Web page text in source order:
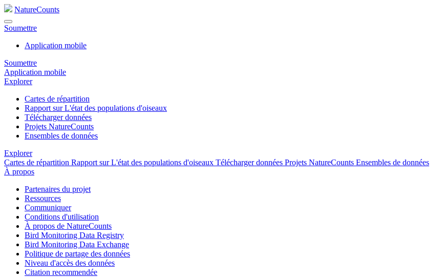
NatureCounts
Soumettre
Application mobile
Soumettre
Application mobile
Explorer
Cartes de répartition
Rapport sur L'état des populations d'oiseaux
Télécharger données
Projets NatureCounts
Ensembles de données
Explorer
Cartes de répartition Rapport sur L'état des populations d'oiseaux Télécharger données Projets NatureCounts Ensembles de données
À propos
Partenaires du projet
Ressources
Communiquer
Conditions d'utilisation
À propos de NatureCounts
Bird Monitoring Data Registry
Bird Monitoring Data Exchange
Politique de partage des données
Niveau d'accès des données
Citation recommendée